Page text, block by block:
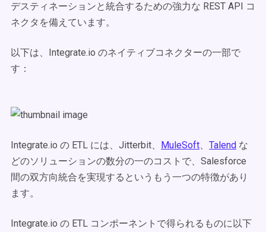
デスティネーションと統合するための強力な REST API コ
ネクタを備えています。
以下は、Integrate.io のネイティブコネクターの一部で
す：
Integrate.io の ETL には、Jitterbit、 MuleSoft、 Talend な
どのソリューションの数分の一のコストで、Salesforce
間の双方向統合を実現するというもう一つの特徴があり
ます。
Integrate.io の ETL コンポーネントで得られるものに以下